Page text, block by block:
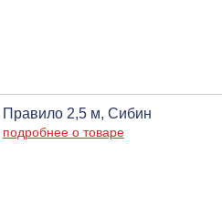
Правило 2,5 м, Сибин
подробнее о товаре